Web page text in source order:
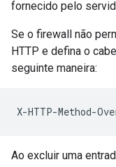
fornecido pelo
Se o firewall não
HTTP e defina o
seguinte maneira:
Ao excluir uma